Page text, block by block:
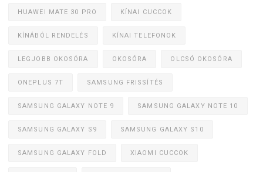
HUAWEI MATE 30 PRO KÍNAI CUCCOK
KÍNÁBÓL RENDELÉS KÍNAI TELEFONOK
LEGJOBB OKOSÓRA OKOSÓRA OLCSÓ OKOSÓRA
ONEPLUS 7T SAMSUNG FRISSÍTÉS
SAMSUNG GALAXY NOTE 9 SAMSUNG GALAXY NOTE 10
SAMSUNG GALAXY S9 SAMSUNG GALAXY S10
SAMSUNG GALAXY FOLD XIAOMI CUCCOK